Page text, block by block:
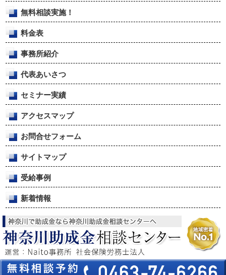
無料相談実施！
料金表
事務所紹介
代表あいさつ
セミナー実績
アクセスマップ
お問合せフォーム
サイトマップ
受給事例
新着情報